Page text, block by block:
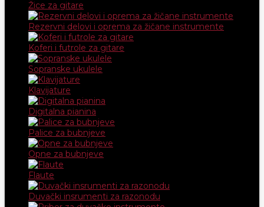
Žice za gitare
Rezervni delovi i oprema za žičane instrumente
Koferi i futrole za gitare
Sopranske ukulele
Klavijature
Digitalna pianina
Palice za bubnjeve
Opne za bubnjeve
Flaute
Duvački insrumenti za razonodu